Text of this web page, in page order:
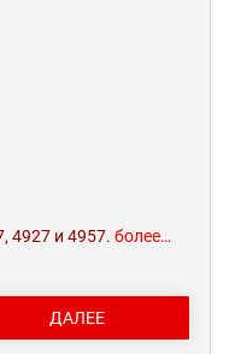
4927 и 4957. более…